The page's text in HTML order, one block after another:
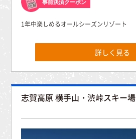
事前決済クーポン
1年中楽しめるオールシーズンリゾート
詳しく見る
志賀高原 横手山・渋峠スキー場